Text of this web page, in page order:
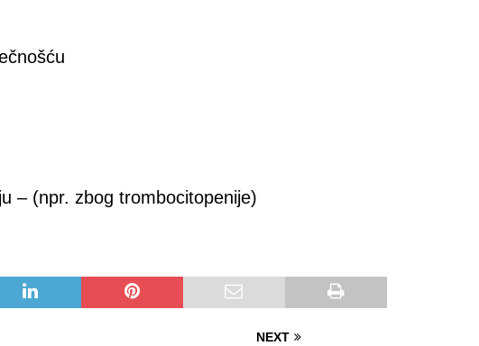
– (npr. zbog trombocitopenije)
NEXT